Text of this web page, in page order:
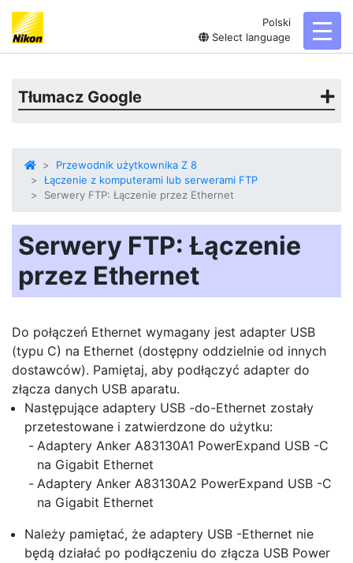
Polski
Select language
Tłumacz Google
Przewodnik użytkownika Z 8
Łączenie z komputerami lub serwerami FTP
Serwery FTP: Łączenie przez Ethernet
Serwery FTP: Łączenie
przez Ethernet
Do połączeń Ethernet wymagany jest adapter USB
(typu C) na Ethernet (dostępny oddzielnie od innych
dostawców). Pamiętaj, aby podłączyć adapter do
złącza danych USB aparatu.
Następujące adaptery USB -do-Ethernet zostały
przetestowane i zatwierdzone do użytku:
Adaptery Anker A83130A1 PowerExpand USB -C
na Gigabit Ethernet
Adaptery Anker A83130A2 PowerExpand USB -C
na Gigabit Ethernet
Należy pamiętać, że adaptery USB -Ethernet nie
będą działać po podłączeniu do złącza USB Power